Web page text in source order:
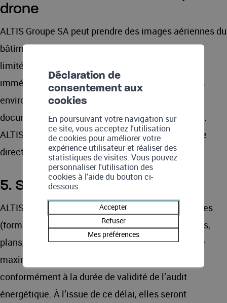
drone
ALTIS Groupe SA peut prendre des images aériennes du
bâtiment avec un drone. Les vols sont strictement
limités au périmètre du bâtiment et à ses abords
immédiats, sans intrusion dans les espaces privés
environnants. Ces images servent uniquement à
documenter et évaluer l’état extérieur du bâtiment.
ALTIS Groupe SA s’engage à répondre au voisinage
direct en cas questions liées au survol du drone.
5. Stockage des données
ALTIS Groupe SA conservera les données collectées
(formulaires, consommations énergétiques, photos,
plans, devis, factures, rapports) pendant une durée
maximale de 10 ans à compter de la fin de l’audit,
conformément à la durée de validité de l’audit
énergétique. À l’issue de ce délai, elles seront
Déclaration de
consentement aux
cookies
En poursuivant votre navigation sur
ce site, vous acceptez l'utilisation
de cookies pour améliorer votre
expérience utilisateur et réaliser des
statistiques de visites. Vous pouvez
personnaliser l'utilisation des
cookies à l'aide du bouton ci-
dessous.
Accepter
Refuser
Mes préférences